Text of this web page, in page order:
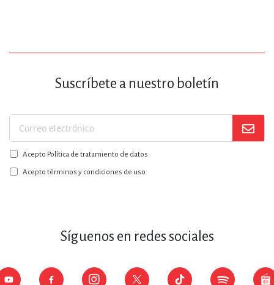
Suscríbete a nuestro boletín
Suscríbase
a
nuestro
boletín:
Acepto Política de tratamiento de datos
Acepto términos y condiciones de uso
Síguenos en redes sociales